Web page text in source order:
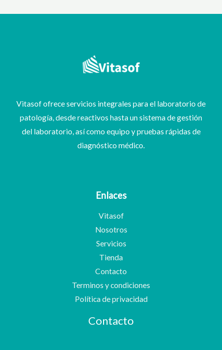
Vitasof ofrece servicios integrales para el laboratorio de
patología, desde reactivos hasta un sistema de gestión
del laboratorio, así como equipo y pruebas rápidas de
diagnóstico médico.
Enlaces
Vitasof
Nosotros
Servicios
Tienda
Contacto
Terminos y condiciones
Política de privacidad
Contacto